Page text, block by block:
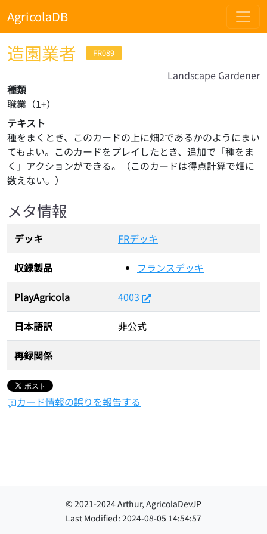
AgricolaDB
造園業者 FR089
Landscape Gardener
種類
職業 （1+）
テキスト
種をまくとき、このカードの上に畑2であるかのようにまい
てもよい。このカードをプレイしたとき、追加で「種をま
く」アクションができる。（このカードは得点計算で畑に
数えない。）
メタ情報
デッキ FRデッキ
収録製品 フランスデッキ
PlayAgricola 4003
日本語訳 非公式
再録関係
カード情報の誤りを報告する
© 2021-2024Arthur, AgricolaDevJP
Last Modified: 2024-08-05 14:54:57